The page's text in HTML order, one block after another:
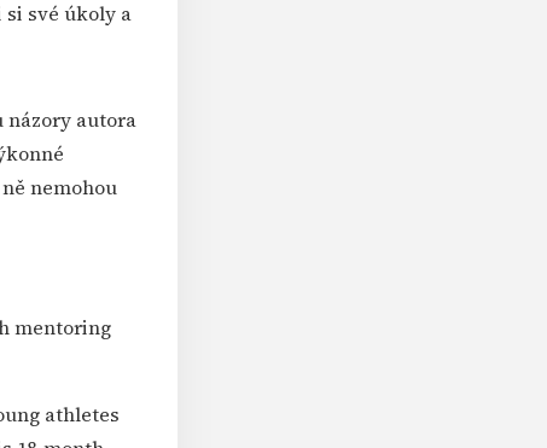
své úkoly a
názory autora
nemohou
mentoring
athletes